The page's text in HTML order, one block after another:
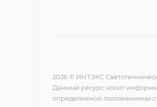
2026 © ИНТЭКС
Данный ресурс носит
определяемой положениями